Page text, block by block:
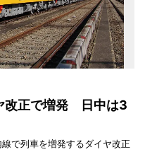
改正で増発 日中は3
で列車を増発するダイヤ改正